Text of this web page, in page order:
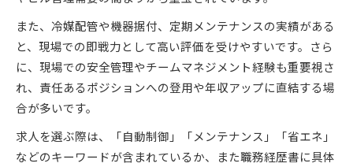
また、冷媒配管や機器据付、定期メンテナンスの実績がある
と、現場での即戦力として高い評価を受けやすいです。さら
に、現場での安全管理やチームマネジメント経験も重要視さ
れ、責任あるポジションへの登用や年収アップに直結する場
合が多いです。
求人を選ぶ際は、「自動制御」「メンテナンス」「省エネ」
などのキーワードが含まれているか、また職務経歴書に具体